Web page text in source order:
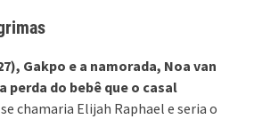
Gakpo e a namorada, Noa van
perda do bebê que o casal
chamaria Elijah Raphael e seria o